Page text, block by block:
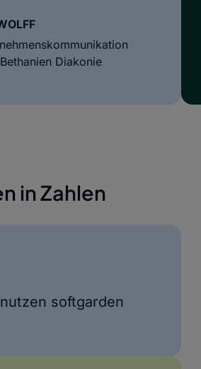
Diakonie
in Zahlen
softgarden